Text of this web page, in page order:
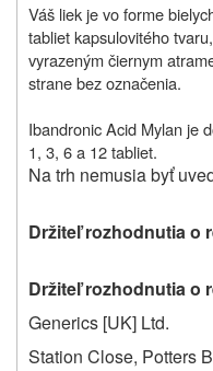
Váš liek je vo forme
tabliet kapsulovitého
vyrazeným čiernym
strane bez označenia.
Ibandronic Acid Mylan je
1, 3, 6 a 12 tabliet.
Na trh nemusia byť
Držiteľ rozhodnutia o
Držiteľ rozhodnutia o
Generics [UK] Ltd.
Station Close, Potters